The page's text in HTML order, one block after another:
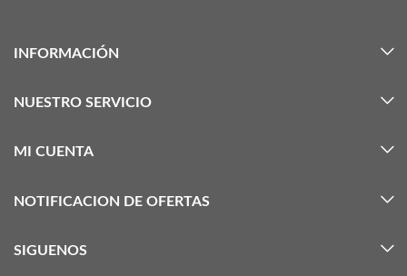
INFORMACIÓN
NUESTRO SERVICIO
MI CUENTA
NOTIFICACION DE OFERTAS
SIGUENOS